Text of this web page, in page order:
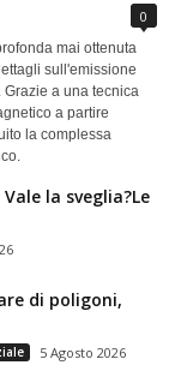
0
mai ottenuta
sull'emissione
a una tecnica
a partire
la complessa
la sveglia?Le
di poligoni,
5 Agosto 2026